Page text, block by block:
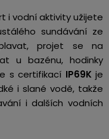
i vodní aktivity užijete
sundávání ze
projet se na
u bazénu, hodinky
s certifikací IP69Kje
i slané vodě, takže
i dalších vodních